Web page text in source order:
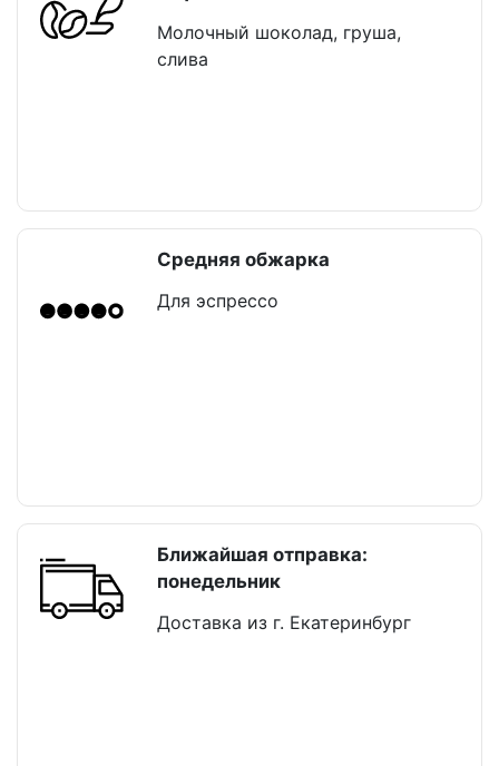
Молочный шоколад, груша,
слива
Средняя обжарка
Для эспрессо
Ближайшая отправка:
понедельник
Доставка из г. Екатеринбург